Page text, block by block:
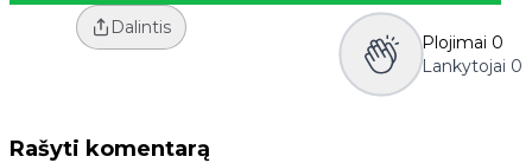
Dalintis
Plojimai 0
Lankytojai 0
Rašyti komentarą